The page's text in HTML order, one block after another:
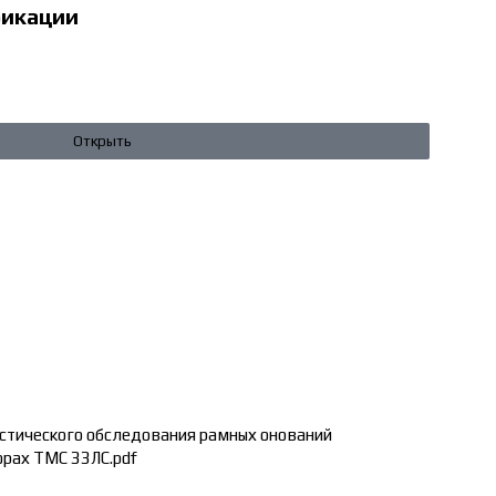
Открыть
обследования рамных онований
ТМС 33ЛС.pdf